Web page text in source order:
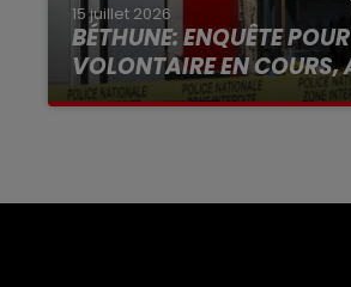
15 juillet 2026
BÉTHUNE: ENQUÊTE
VOLONTAIRE EN COURS,
Selon les premiers